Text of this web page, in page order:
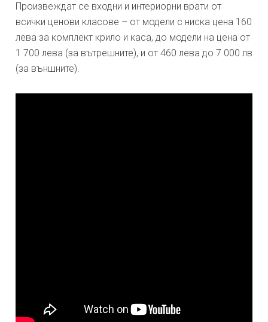
Произвеждат се входни и интериорни врати от
всички ценови класове – от модели с ниска цена 160
лева за комплект крило и каса, до модели на цена от
1 700 лева (за вътрешните), и от 460 лева до 7 000 лв
(за външните).